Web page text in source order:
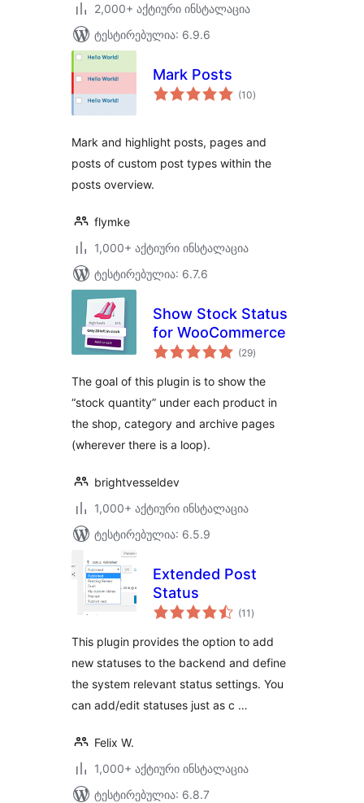
2,000+ აქტიური ინსტალაცია
ტესტირებულია: 6.9.6
Mark Posts
(10საერთო
რეიტინგი
)
Mark and highlight posts, pages and
posts of custom post types within the
posts overview.
flymke
1,000+ აქტიური ინსტალაცია
ტესტირებულია: 6.7.6
Show Stock Status
for WooCommerce
(29საერთო
რეიტინგი
)
The goal of this plugin is to show the
“stock quantity” under each product in
the shop, category and archive pages
(wherever there is a loop).
brightvesseldev
1,000+ აქტიური ინსტალაცია
ტესტირებულია: 6.5.9
Extended Post
Status
(11 საერთო
რეიტინგი
)
This plugin provides the option to add
new statuses to the backend and define
the system relevant status settings. You
can add/edit statuses just as c …
Felix W.
1,000+ აქტიური ინსტალაცია
ტესტირებულია: 6.8.7